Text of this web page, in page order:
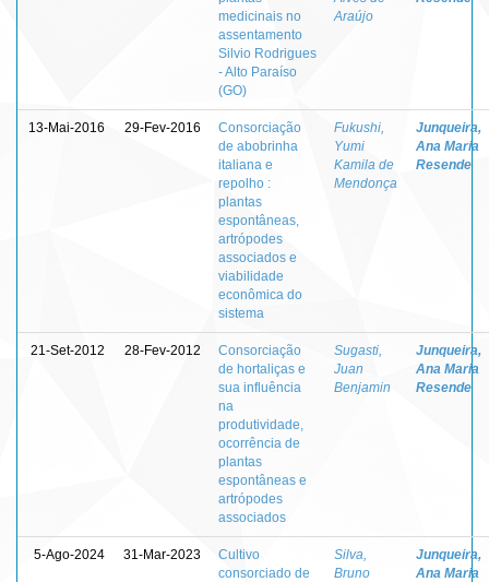
medicinais no
assentamento
Silvio Rodrigues
- Alto Paraíso
(GO)
Araújo
13-Mai-2016 29-Fev-2016
Consorciação
de abobrinha
italiana e
repolho :
plantas
espontâneas,
artrópodes
associados e
viabilidade
econômica do
sistema
Fukushi,
Yumi
Kamila de
Mendonça
Junqueira,
Ana Maria
Resende
21-Set-2012 28-Fev-2012
Consorciação
de hortaliças e
sua influência
na
produtividade,
ocorrência de
plantas
espontâneas e
artrópodes
associados
Sugasti,
Juan
Benjamin
Junqueira,
Ana Maria
Resende
5-Ago-2024 31-Mar-2023
Cultivo
consorciado de
Silva,
Bruno
Junqueira,
Ana Maria